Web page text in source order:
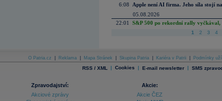
6:08
Apple není AI firma. Jeho síla stojí
05.08.2026
22:01
S&P 500 po rekordní rally vyčkával,
1 2 3 4
O Patria.cz Reklama Mapa Stránek Skupina Patria Kariéra v Patrii Podmínky
RSS / XML | Cookies | E-mail newsletter | SMS
Zpravodajství:
Akciové zprávy
Akcie:
Akcie ČEZ